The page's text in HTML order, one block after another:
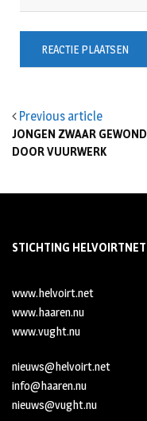
Previous article
JONGEN ZWAAR GEWOND
DOOR VUURWERK
STICHTING HELVOIRTNET
www.helvoirt.net
www.haaren.nu
www.vught.nu
nieuws@helvoirt.net
info@haaren.nu
nieuws@vught.nu